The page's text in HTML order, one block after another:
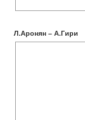
Л.Аронян – А.Гири